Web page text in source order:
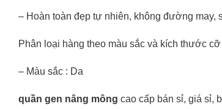
– Hoàn toàn đẹp tự nhiên, không đường may,
Phân loại hàng theo màu sắc và kích thước
– Màu sắc : Da
quần gen nâng mông cao cấp bán sỉ, giá sỉ,